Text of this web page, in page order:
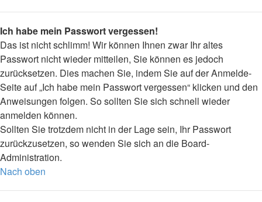
Ich habe mein Passwort vergessen!
Das ist nicht schlimm! Wir können Ihnen zwar Ihr altes
Passwort nicht wieder mitteilen, Sie können es jedoch
zurücksetzen. Dies machen Sie, indem Sie auf der Anmelde-
Seite auf „Ich habe mein Passwort vergessen“ klicken und den
Anweisungen folgen. So sollten Sie sich schnell wieder
anmelden können.
Sollten Sie trotzdem nicht in der Lage sein, Ihr Passwort
zurückzusetzen, so wenden Sie sich an die Board-
Administration.
Nach oben